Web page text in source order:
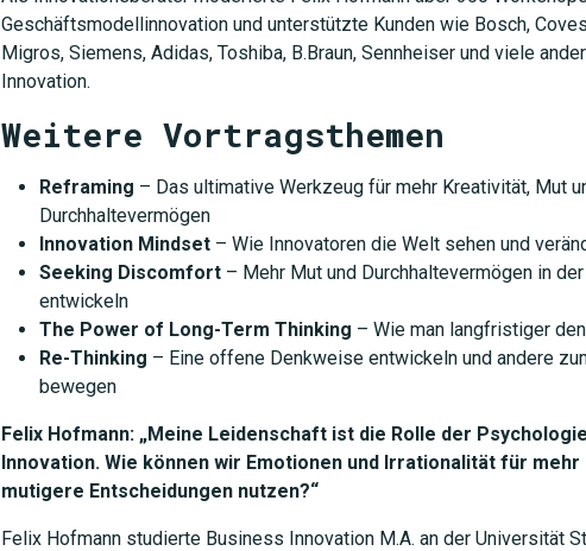
Geschäftsmodellinnovation und unterstützte Kunden wie Bosch,
Migros, Siemens, Adidas, Toshiba, B.Braun, Sennheiser und viele
Innovation.
Weitere Vortragsthemen
Reframing – Das ultimative Werkzeug für mehr Kreativität, Mut
Durchhaltevermögen
Innovation Mindset– Wie Innovatoren die Welt sehen und
Seeking Discomfort– Mehr Mut und Durchhaltevermögen in
entwickeln
The Power of Long-Term Thinking – Wie man langfristiger
Re-Thinking – Eine offene Denkweise entwickeln und andere
bewegen
Felix Hofmann: „Meine Leidenschaft ist die Rolle der
Innovation. Wie können wir Emotionen und Irrationalität für mehr
mutigere Entscheidungen nutzen?“
Felix Hofmann studierte Business Innovation M.A. an der Universität